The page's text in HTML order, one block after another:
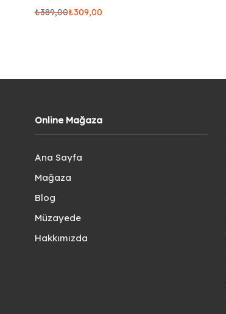
₺389,00₺309,00
Online Mağaza
Ana Sayfa
Mağaza
Blog
Müzayede
Hakkımızda